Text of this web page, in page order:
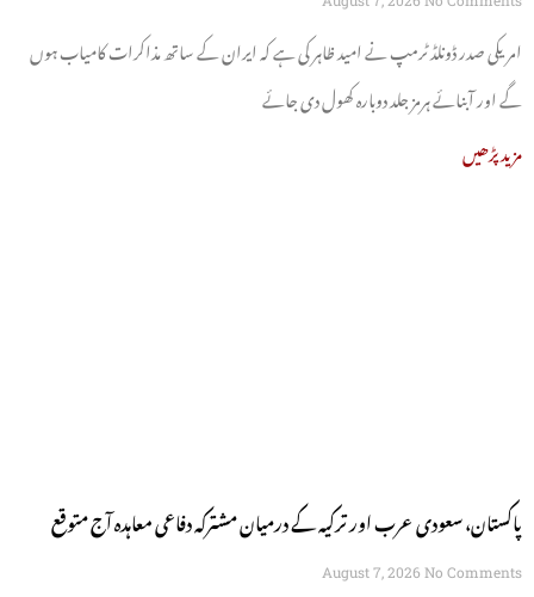
امریکی صدر ڈونلڈ ٹرمپ نے امید ظاہر کی ہے کہ ایران کے ساتھ مذاکرات کامیاب ہوں
گے اور آبنائے ہرمز جلد دوبارہ کھول دی جائے
مزید پڑھیں
پاکستان، سعودی عرب اور ترکیہ کے درمیان مشترکہ دفاعی معاہدہ آج متوقع
August 7, 2026 No Comments